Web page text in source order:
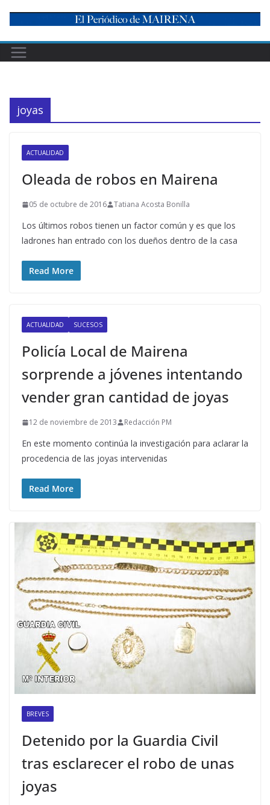
content
joyas
ACTUALIDAD
Oleada de robos en Mairena
05 de octubre de 2016 Tatiana Acosta Bonilla
Los últimos robos tienen un factor común y es que los
ladrones han entrado con los dueños dentro de la casa
Read More
ACTUALIDAD SUCESOS
Policía Local de Mairena
sorprende a jóvenes intentando
vender gran cantidad de joyas
12 de noviembre de 2013 Redacción PM
En este momento continúa la investigación para aclarar la
procedencia de las joyas intervenidas
Read More
BREVES
Detenido por la Guardia Civil
tras esclarecer el robo de unas
joyas